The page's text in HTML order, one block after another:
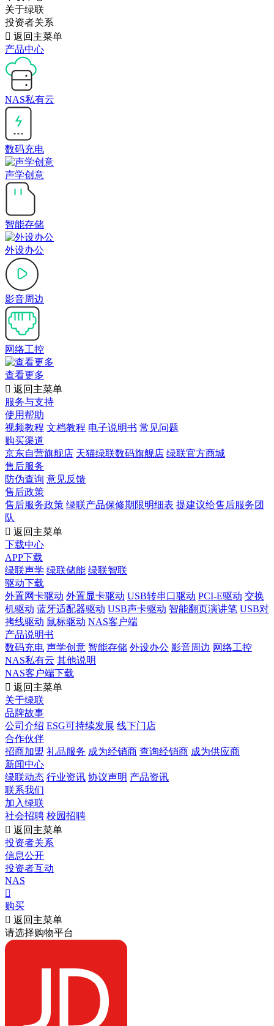
关于绿联
投资者关系
 返回主菜单
产品中心
NAS私有云
数码充电
声学创意
智能存储
外设办公
影音周边
网络工控
查看更多
 返回主菜单
服务与支持
使用帮助
视频教程 文档教程 电子说明书 常见问题
购买渠道
京东自营旗舰店 天猫绿联数码旗舰店 绿联官方商城
售后服务
防伪查询 意见反馈
售后政策
售后服务政策 绿联产品保修期限明细表 提建议给售后服务团
队
 返回主菜单
下载中心
APP下载
绿联声学 绿联储能 绿联智联
驱动下载
外置网卡驱动 外置显卡驱动 USB转串口驱动 PCI-E驱动 交换
机驱动 蓝牙适配器驱动 USB声卡驱动 智能翻页演讲笔 USB对
拷线驱动 鼠标驱动 NAS客户端
产品说明书
数码充电 声学创意 智能存储 外设办公 影音周边 网络工控
NAS私有云 其他说明
NAS客户端下载
 返回主菜单
关于绿联
品牌故事
公司介绍 ESG可持续发展 线下门店
合作伙伴
招商加盟 礼品服务 成为经销商 查询经销商 成为供应商
新闻中心
绿联动态 行业资讯 协议声明 产品资讯
联系我们
加入绿联
社会招聘 校园招聘
 返回主菜单
投资者关系
信息公开
投资者互动
NAS

购买
 返回主菜单
请选择购物平台